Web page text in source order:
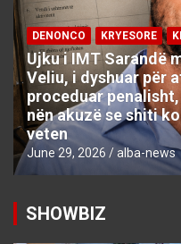
DENONCO KRYESORE
Ujku i IMT Sarandë
Veliu, i dyshuar për
proceduar
nën akuzë se shiti
veten
June 29, 2026 alba-news
SHOWBIZ